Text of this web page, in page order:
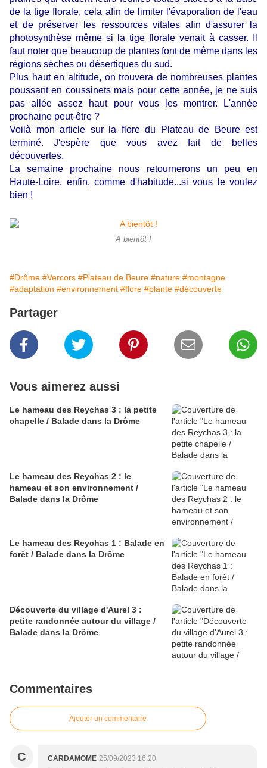
de la tige florale, cela afin de limiter l'évaporation de l'eau
et de préserver les ressources vitales afin d'assurer la
photosynthèse même si la tige florale venait à casser. Il
faut noter que beaucoup de plantes font de même dans les
régions sèches ou désertiques du sud.
Plus haut en altitude, on trouvera de nombreuses plantes
poussant en coussinets mais pour cette année, je ne suis
pas allée assez haut pour vous les montrer. L'année
prochaine peut-être ?
Voilà mon article sur la flore du Plateau de Beure est
terminé. J'espère que vous avez fait de belles
découvertes.
La semaine prochaine nous retournerons un peu en
Haute-Loire, enfin, comme d'habitude...si vous le voulez
bien !
A bientôt !
#Drôme #Vercors #Plateau de Beure #nature #montagne
#adaptation #environnement #flore #plante #découverte
Partager
Vous aimerez aussi
Le hameau des Reychas 3 : la petite
chapelle / Balade dans la Drôme
Le hameau des Reychas 2 : le
hameau et son environnement /
Balade dans la Drôme
Le hameau des Reychas 1 : Balade en
forêt / Balade dans la Drôme
Découverte du village d'Aurel 3 :
petite randonnée autour du village /
Balade dans la Drôme
Commentaires
Ajouter un commentaire
C CARDAMOME 25/09/2023 16:20